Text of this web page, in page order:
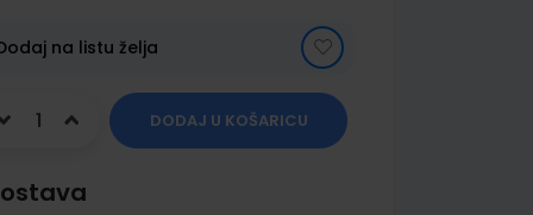
na listu želja
DODAJ U KOŠARICU